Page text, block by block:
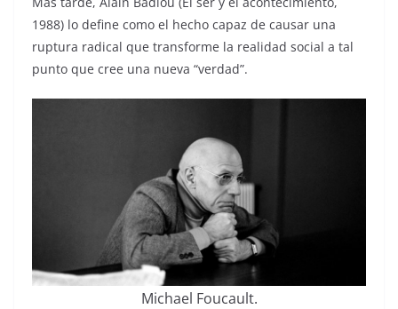
1988) lo define como el hecho capaz de causar una
ruptura radical que transforme la realidad social a tal
punto que cree una nueva “verdad”.
Michael Foucault.